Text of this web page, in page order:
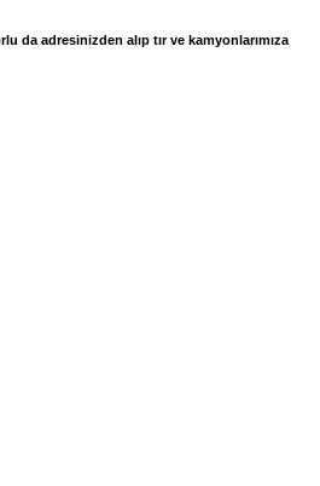
da adresinizden alıp tır ve kamyonlarımıza